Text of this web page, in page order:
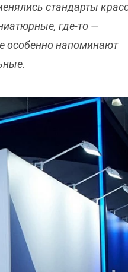
стандарты
где-то —
особенно напоминают